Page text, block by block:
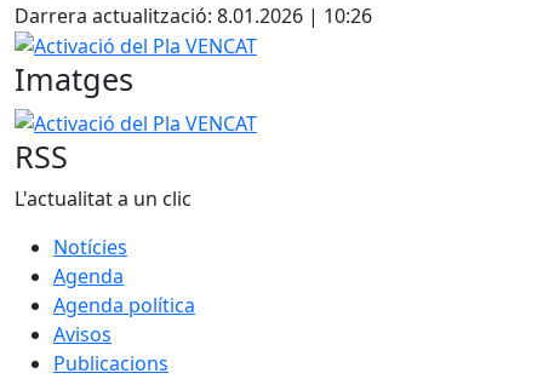
Darrera actualització: 8.01.2026 | 10:26
Activació del Pla VENCAT
Imatges
Activació del Pla VENCAT
RSS
L'actualitat a un clic
Notícies
Agenda
Agenda política
Avisos
Publicacions